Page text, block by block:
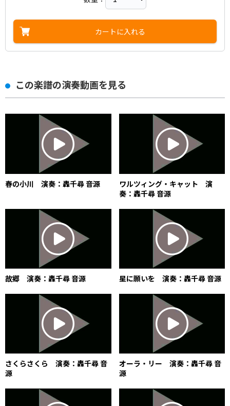
カートに入れる
この楽譜の演奏動画を見る
春の小川 演奏：轟千尋 音源
ワルツィング・キャット 演
奏：轟千尋 音源
故郷 演奏：轟千尋 音源 星に願いを 演奏：轟千尋 音源
さくらさくら 演奏：轟千尋 音
源
オーラ・リー 演奏：轟千尋 音
源